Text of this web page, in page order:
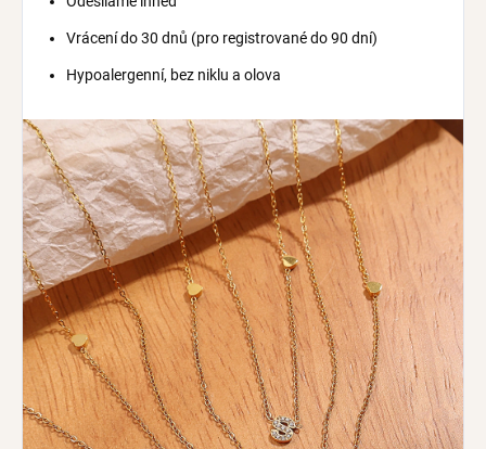
Vrácení do 30 dnů (pro registrované do 90 dní)
Hypoalergenní, bez niklu a olova